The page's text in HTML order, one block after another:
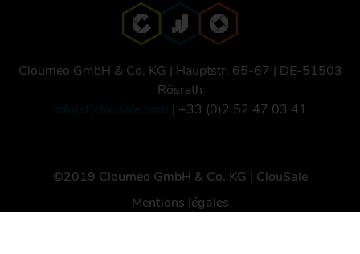
Cloumeo GmbH & Co. KG | Hauptstr. 65-67 | DE-51503
Rösrath
info(at)clousale.com | +33 (0)2 52 47 03 41
©2019 Cloumeo GmbH & Co. KG | ClouSale
Mentions légales